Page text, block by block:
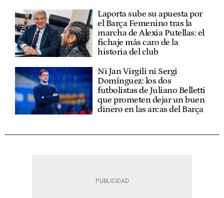
Laporta sube su apuesta por
el Barça Femenino tras la
marcha de Alexia Putellas: el
fichaje más caro de la
historia del club
Ni Jan Virgili ni Sergi
Domínguez: los dos
futbolistas de Juliano Belletti
que prometen dejar un buen
dinero en las arcas del Barça